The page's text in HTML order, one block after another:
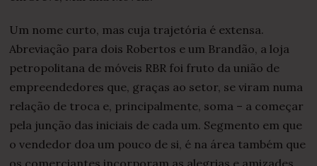
Um nome curto, mas cuja trajetória é extensa.
Abreviação para dois Robertos e um Brandão, a loja
petropolitana de móveis RBR foi fruto da união de
empreendedores que, graças ao setor, se viram numa
relação de troca e, principalmente, soma – a começar
pela junção das iniciais de cada um. Segmento em que
o vendedor doa um pouco de si, é na área também que